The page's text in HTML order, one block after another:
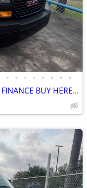
• • • • • • • •
2021 GMC 12FT BOX TRUCK V6 WE FINANCE BUY HERE PAY HERE